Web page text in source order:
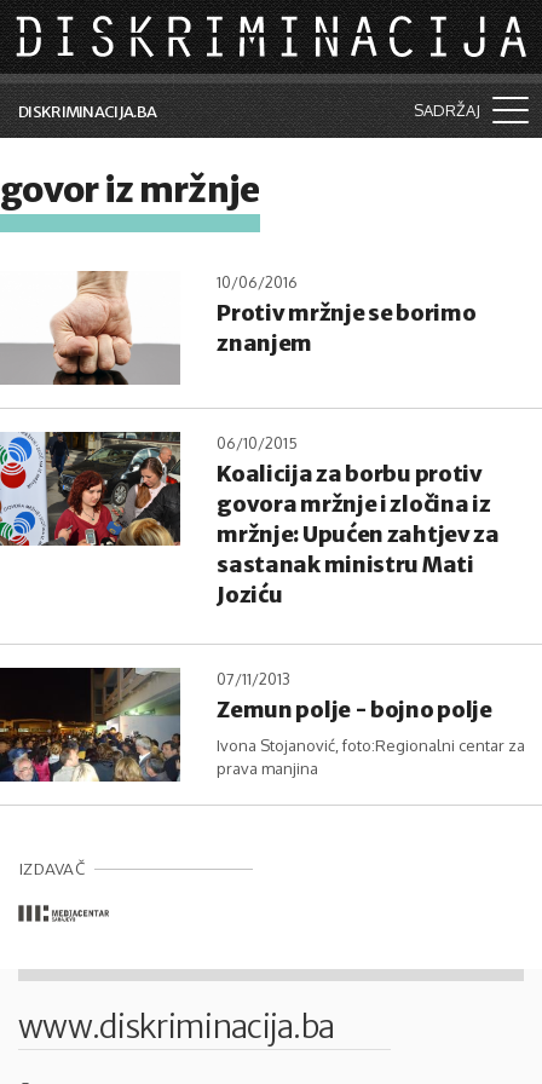
Skip to main content
DISKRIMINACIJA.BA SADRŽAJ
Vijesti i događaji
Kolumne
Lične priče
Saradnja sa medijima
Pretraga
govor iz mržnje
10/06/2016
Protiv mržnje se borimo
znanjem
06/10/2015
Koalicija za borbu protiv
govora mržnje i zločina iz
mržnje: Upućen zahtjev za
sastanak ministru Mati
Joziću
07/11/2013
Zemun polje - bojno polje
Ivona Stojanović, foto:Regionalni centar za
prava manjina
IZDAVAČ
www.diskriminacija.ba